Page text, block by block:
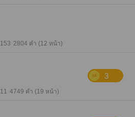
153 2804 คำ (12 หน้า)
3
11 4749 คำ (19 หน้า)